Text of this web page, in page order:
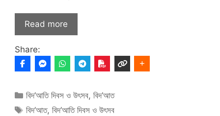
Read more
Share:
Categories
বিদ’আতি দিবস ও উৎসব,বিদ’আত
Tags
বিদ’আত,বিদ’আতি দিবস ও উৎসব